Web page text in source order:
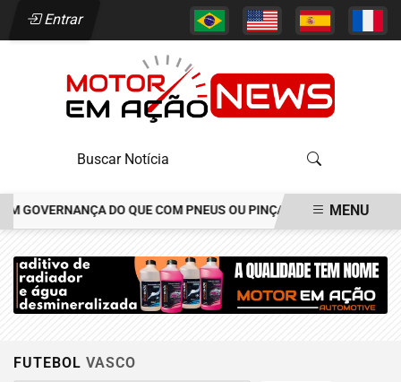
Entrar
GOVERNANÇA DO QUE COM PNEUS OU PINÇAS DE FREIOSMENU
FUTEBOL VASCO